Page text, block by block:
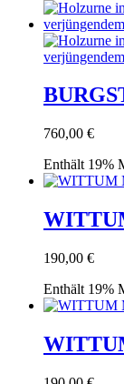
760,00 €
Enthält 19%
190,00 €
Enthält 19%